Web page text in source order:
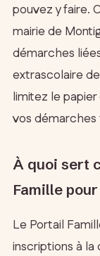
pouvez y faire.
mairie de
démarches
extrascolaire
limitez le
vos démarches
À quoi sert
Famille
Le Portail
inscriptions à la